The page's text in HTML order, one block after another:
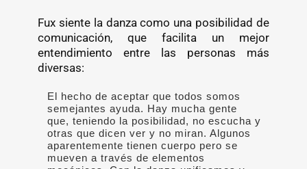
Fux siente la danza como una posibilidad de
comunicación, que facilita un mejor
entendimiento entre las personas más
diversas:
El hecho de aceptar que todos somos
semejantes ayuda. Hay mucha gente
que, teniendo la posibilidad, no escucha y
otras que dicen ver y no miran. Algunos
aparentemente tienen cuerpo pero se
mueven a través de elementos